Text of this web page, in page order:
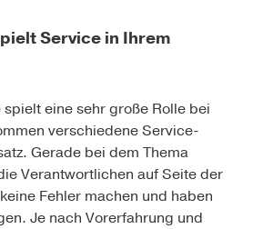
Service in Ihrem
eine sehr große Rolle bei
verschiedene Service-
Gerade bei dem Thema
Verantwortlichen auf Seite der
Fehler machen und haben
Je nach Vorerfahrung und